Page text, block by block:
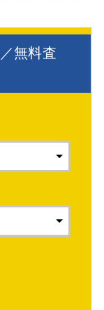
無料査